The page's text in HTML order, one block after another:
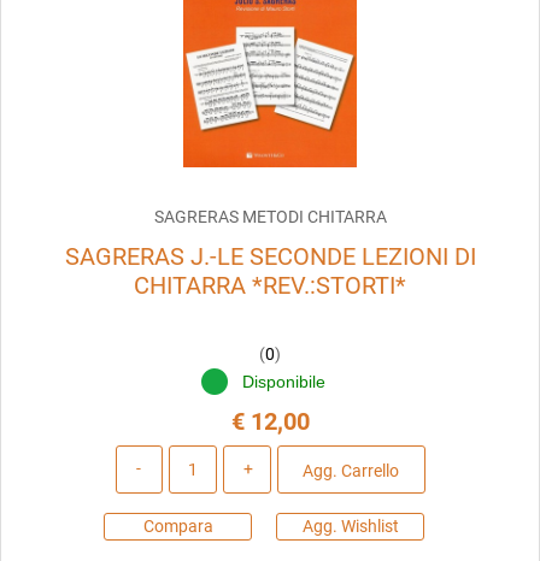
SAGRERAS METODI CHITARRA
SAGRERAS J.-LE SECONDE LEZIONI DI
CHITARRA *REV.:STORTI*
(0)
Disponibile
€ 12,00
Agg. Carrello
Compara Agg. Wishlist